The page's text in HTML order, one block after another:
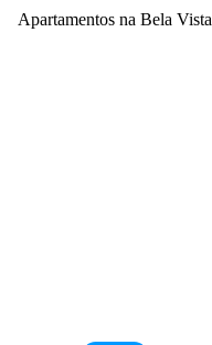
Apartamentos na Bela Vista